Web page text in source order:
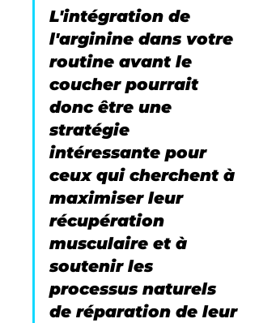
L'intégration de
l'arginine dans votre
routine avant le
coucher pourrait
donc être une
stratégie
intéressante pour
ceux qui cherchent à
maximiser leur
récupération
musculaire et à
soutenir les
processus naturels
de réparation de leur